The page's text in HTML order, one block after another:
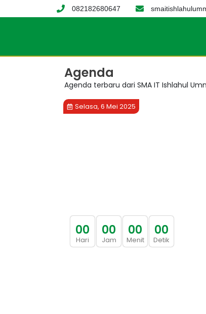
082182680647
Agenda
Agenda terbaru dari SMA IT Ishlahul
Selasa, 6 Mei 2025
00
Hari
00
Jam
00
Menit
00
Detik